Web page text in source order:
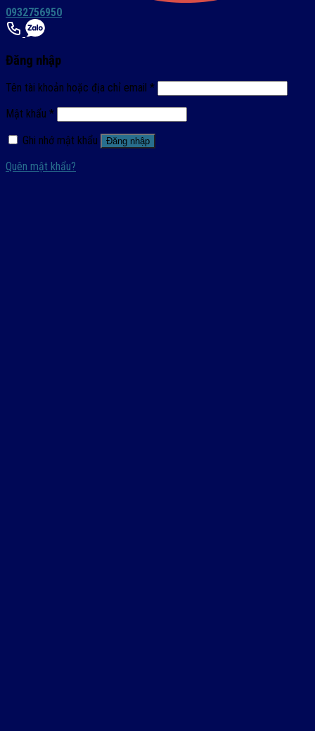
0932756950
Đăng nhập
Tên tài khoản hoặc địa chỉ email *
Mật khẩu *
Ghi nhớ mật khẩu
Đăng nhập
Quên mật khẩu?